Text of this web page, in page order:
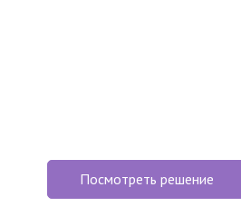
Посмотреть решение